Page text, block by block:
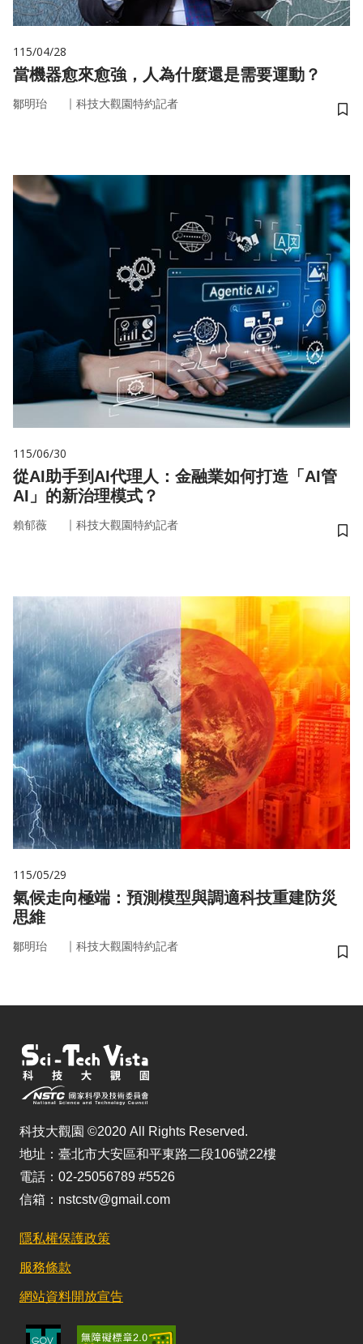
115/04/28
當機器愈來愈強，人為什麼還是需要運動？
鄒明珆 ｜ 科技大觀園特約記者
儲
115/06/30
從AI助手到AI代理人：金融業如何打造「AI管
AI」的新治理模式？
賴郁薇 ｜ 科技大觀園特約記者
儲
115/05/29
氣候走向極端：預測模型與調適科技重建防災
思維
鄒明珆 ｜ 科技大觀園特約記者
儲
科技大觀園 ©2020 All Rights Reserved.
地址：臺北市大安區和平東路二段106號22樓
電話：02-25056789 #5526
信箱：nstcstv@gmail.com
隱私權保護政策
服務條款
網站資料開放宣告